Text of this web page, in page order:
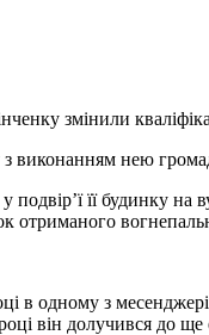
змінили
нею
її будинку
отриманого
одному з
він долучився до